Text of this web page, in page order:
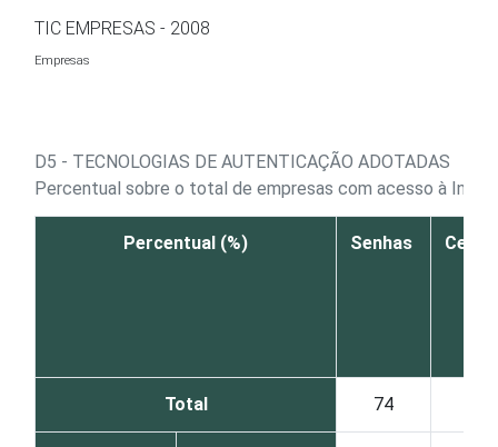
TIC EMPRESAS - 2008
Empresas
D5 - TECNOLOGIAS DE AUTENTICAÇÃO ADOTADAS
Percentual sobre o total de empresas com acesso à
Percentual (%) Senhas
Total 74